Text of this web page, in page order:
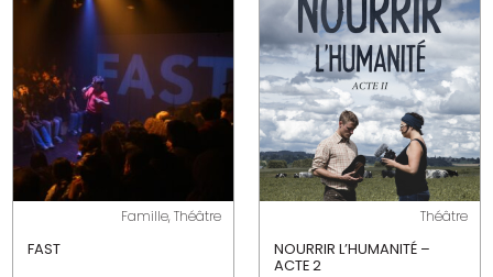
Famille, Théâtre
FAST
Théâtre
NOURRIR L’HUMANITÉ –
ACTE 2